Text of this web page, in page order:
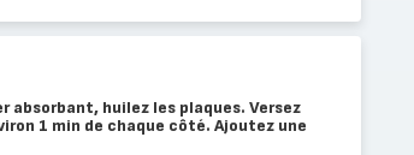
absorbant, huilez les plaques. Versez
1 min de chaque côté. Ajoutez une